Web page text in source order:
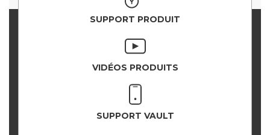
SUPPORT PRODUIT
VIDÉOS PRODUITS
SUPPORT VAULT